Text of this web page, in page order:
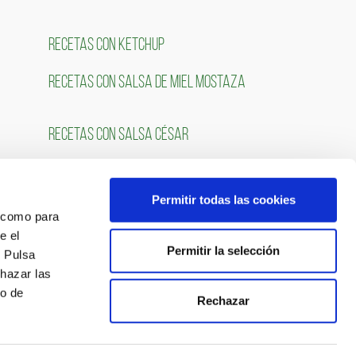
para
el
Pulsa
las
de
Permitir todas las cookies
Permitir la selección
Rechazar
RECETAS CON KETCHUP
RECETAS CON SALSA DE MIEL MOSTAZA
RECETAS CON SALSA CÉSAR
SÍGUENOS